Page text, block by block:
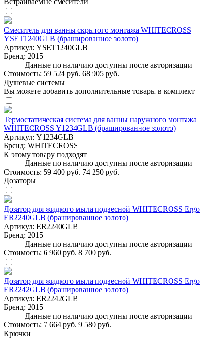
Смеситель для ванны скрытого монтажа WHITECROSS
YSET1240GLB (брашированное золото)
Артикул: YSET1240GLB
Бренд: 2015
Данные по наличию доступны после авторизации
Стоимость: 59 524 руб. 68 905 руб.
Душевые системы
Вы можете добавить дополнительные товары в комплект
Термостатическая система для ванны наружного монтажа
WHITECROSS Y1234GLB (брашированное золото)
Артикул: Y1234GLB
Бренд: WHITECROSS
К этому товару подходят
Данные по наличию доступны после авторизации
Стоимость: 59 400 руб. 74 250 руб.
Дозаторы
Дозатор для жидкого мыла подвесной WHITECROSS Ergo
ER2240GLB (брашированное золото)
Артикул: ER2240GLB
Бренд: 2015
Данные по наличию доступны после авторизации
Стоимость: 6 960 руб. 8 700 руб.
Дозатор для жидкого мыла подвесной WHITECROSS Ergo
ER2242GLB (брашированное золото)
Артикул: ER2242GLB
Бренд: 2015
Данные по наличию доступны после авторизации
Стоимость: 7 664 руб. 9 580 руб.
Крючки